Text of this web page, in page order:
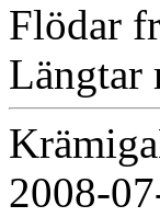
Flödar
Längtar
2008-